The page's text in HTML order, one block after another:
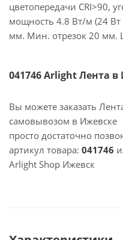
цветопередачи CRI>90,
мощность 4.8 Вт/м (24
мм. Мин. отрезок 20 мм.
041746 Arlight Лента в
Вы можете заказать
самовывозом в Ижевске
просто достаточно
артикул товара: 041746
Arlight Shop Ижевск